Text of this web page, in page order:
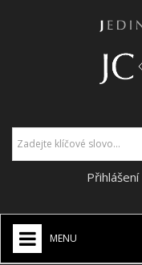
Přihlášení
MENU